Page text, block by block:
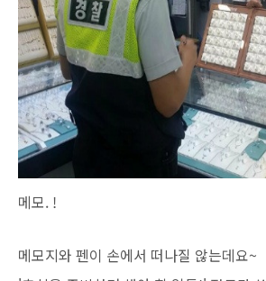
메모. !
메모지와 펜이 손에서 떠나질 않는데요~